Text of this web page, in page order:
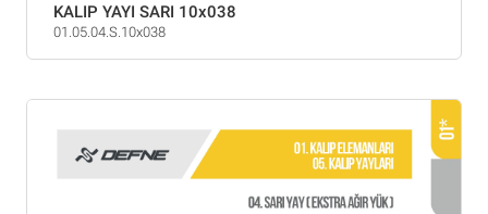
KALIP YAYI SARI 10x038
01.05.04.S.10x038